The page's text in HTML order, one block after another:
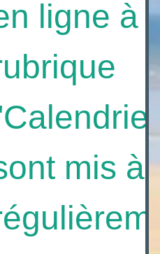
ligne à la
mis à